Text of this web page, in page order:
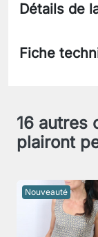
Détails de
Fiche
16 autres
plairont
Nouveauté